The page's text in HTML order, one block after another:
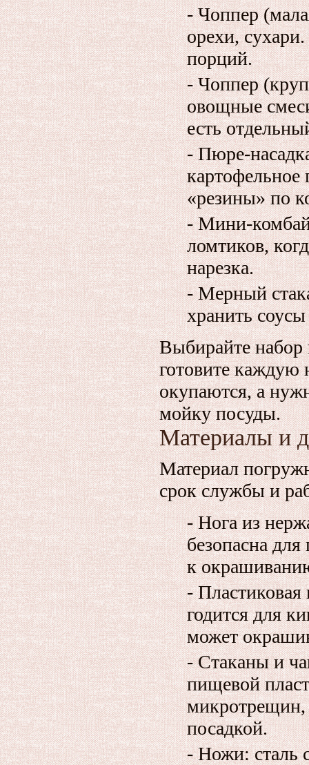
- Чоппер
орехи,
порций.
- Чоппер
овощные
есть
-
картофельное
«резины» по
-
ломтиков,
нарезка.
- Мерный
хранить
Выбирайте набор
готовите
окупаются, а
мойку посуды.
Материалы и
Материал
срок службы и
- Нога из
безопасна для
к
- Пластиковая
годится для
может
- Стаканы и
пищевой
посадкой.
- Ножи: сталь